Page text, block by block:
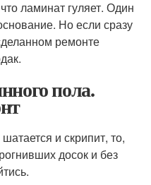
ламинат гуляет. Один
Но если сразу
ремонте
пола.
и скрипит, то,
досок и без